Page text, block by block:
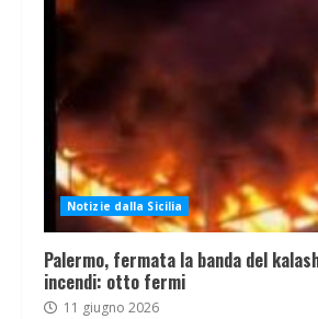
Notizie dalla Sicilia
Palermo, fermata la banda del
incendi: otto fermi
11 giugno 2026